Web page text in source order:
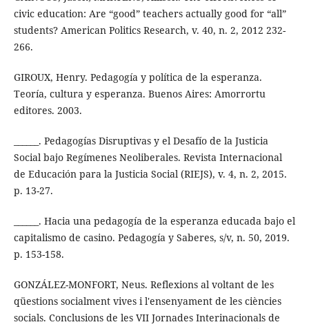
civic education: Are “good” teachers actually good for “all”
students? American Politics Research, v. 40, n. 2, 2012 232-
266.
GIROUX, Henry. Pedagogía y política de la esperanza.
Teoría, cultura y esperanza. Buenos Aires: Amorrortu
editores. 2003.
______. Pedagogías Disruptivas y el Desafío de la Justicia
Social bajo Regímenes Neoliberales. Revista Internacional
de Educación para la Justicia Social (RIEJS), v. 4, n. 2, 2015.
p. 13-27.
______. Hacia una pedagogía de la esperanza educada bajo el
capitalismo de casino. Pedagogía y Saberes, s/v, n. 50, 2019.
p. 153-158.
GONZÁLEZ-MONFORT, Neus. Reflexions al voltant de les
qüestions socialment vives i l'ensenyament de les ciències
socials. Conclusions de les VII Jornades Interinacionals de